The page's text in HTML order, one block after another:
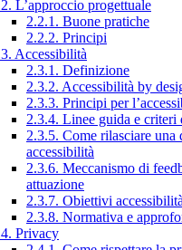
L’approccio progettuale
2.2.1. Buone pratiche
2.2.2. Principi
Accessibilità
2.3.1. Definizione
2.3.2. Accessibilità by
2.3.3. Principi per
2.3.4. Linee guida e criteri
2.3.5. Come rilasciare una
accessibilità
2.3.6. Meccanismo di
attuazione
2.3.7. Obiettivi accessibilità
2.3.8. Normativa e
Privacy